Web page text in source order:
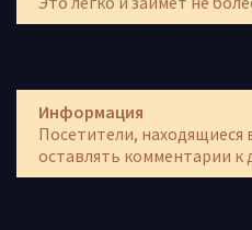
Информация
Посетители, находящиеся
оставлять комментарии к